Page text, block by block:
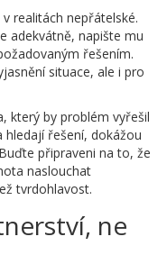
realitách nepřátelské.
adekvátně, napište mu
řešením.
situace, ale i pro
který by problém vyřešil
řešení, dokážou
připraveni na to, že
naslouchat
tvrdohlavost.
ne